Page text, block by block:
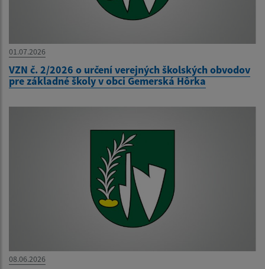
01.07.2026
VZN č. 2/2026 o určení verejných školských obvodov
pre základné školy v obci Gemerská Hôrka
08.06.2026